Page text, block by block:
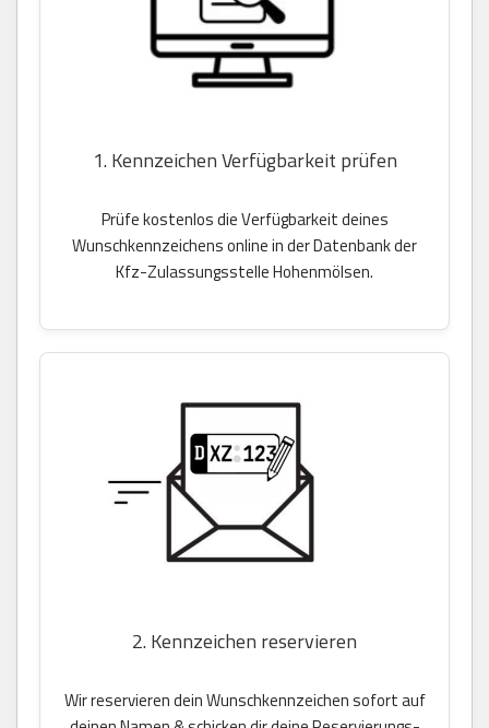
1. Kennzeichen Verfügbarkeit prüfen
Prüfe kostenlos die Verfügbarkeit deines
Wunschkennzeichens online in der Datenbank der
Kfz-Zulassungsstelle Hohenmölsen.
2. Kennzeichen reservieren
Wir reservieren dein Wunschkennzeichen sofort auf